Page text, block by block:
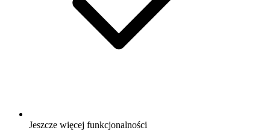
Jeszcze więcej funkcjonalności